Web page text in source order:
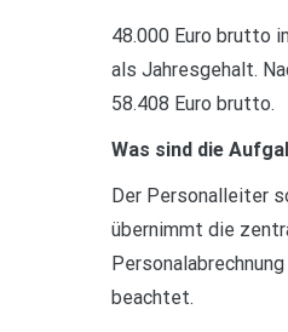
48.000 Euro brutto
als Jahresgehalt.
58.408 Euro brutto.
Was sind die
Der Personalleiter
übernimmt die
beachtet.